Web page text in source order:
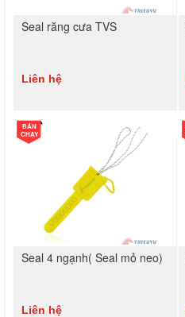
Seal răng cưa TVS
Liên hệ
BÁN
CHẠY
Seal 4 ngạnh( Seal mỏ neo)
Liên hệ